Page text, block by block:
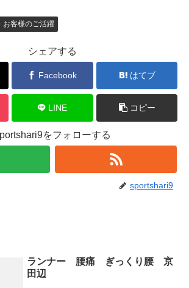
お客様のご活躍
シェアする
Facebook はてブ
LINE コピー
をフォローする
sportshari9
ランナー 腰痛 ぎっくり腰 京
田辺